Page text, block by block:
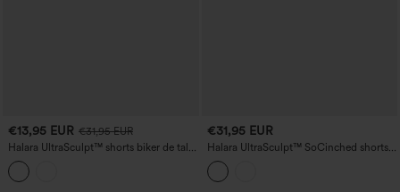
€13,95 EUR €31,95 EUR
Halara UltraSculpt™ shorts biker de talle
alto con estampado de leopardo,
control abdominal moldeador, 3'' con
bolsillos
€31,95 EUR
Halara UltraSculpt™ SoCinched shorts
de encaje de talle alto que moldean el
abdomen, en colores contrastantes, 5''
con bolsillos